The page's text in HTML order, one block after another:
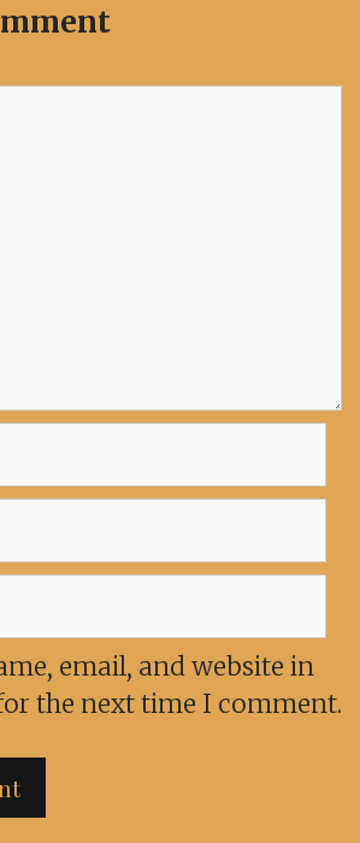
email, and website in
the next time I comment.